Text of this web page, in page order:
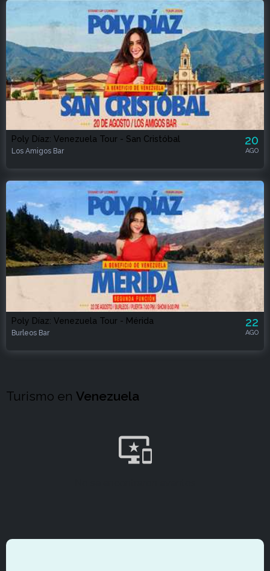
Poly Díaz: Venezuela Tour - San Cristóbal
Los Amigos Bar
20
AGO
Poly Díaz: Venezuela Tour - Mérida
Burleos Bar
22
AGO
Turismo en Venezuela